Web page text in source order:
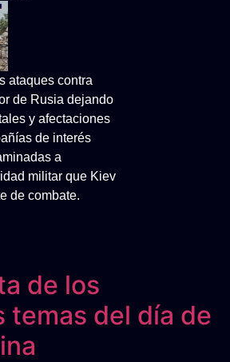
ataques contra
de Rusia dejando
y afectaciones
de interés
a
militar que Kiev
de combate.
de los
temas del día de